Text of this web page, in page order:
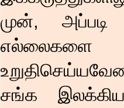
முன்,
சங்க